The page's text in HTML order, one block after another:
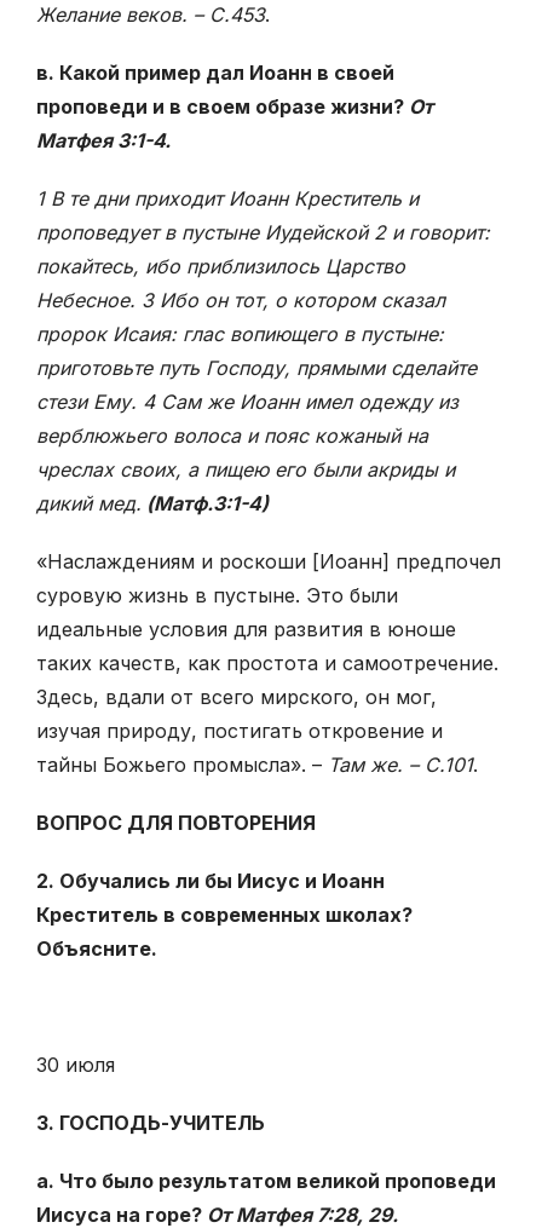
Желание веков. – С.453.
в. Какой пример дал Иоанн в своей
проповеди и в своем образе жизни? От
Матфея 3:1-4.
1 В те дни приходит Иоанн Креститель и
проповедует в пустыне Иудейской 2 и говорит:
покайтесь, ибо приблизилось Царство
Небесное. 3 Ибо он тот, о котором сказал
пророк Исаия: глас вопиющего в пустыне:
приготовьте путь Господу, прямыми сделайте
стези Ему. 4 Сам же Иоанн имел одежду из
верблюжьего волоса и пояс кожаный на
чреслах своих, а пищею его были акриды и
дикий мед. (Матф.3:1-4)
«Наслаждениям и роскоши [Иоанн] предпочел
суровую жизнь в пустыне. Это были
идеальные условия для развития в юноше
таких качеств, как простота и самоотречение.
Здесь, вдали от всего мирского, он мог,
изучая природу, постигать откровение и
тайны Божьего промысла». – Там же. – С.101.
ВОПРОС ДЛЯ ПОВТОРЕНИЯ
2. Обучались ли бы Иисус и Иоанн
Креститель в современных шко­лах?
Объясните.
30 июля
3. ГОСПОДЬ-УЧИТЕЛЬ
а. Что было результатом великой проповеди
Иисуса на горе? От Матфея 7:28, 29.